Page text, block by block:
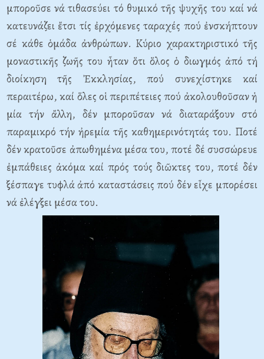
μποροῦσε νά τιθασεύει τό θυμικό τῆς ψυχῆς του καί νά
κατευνάζει ἔτσι τίς ἐρχόμενες ταραχές πού ἐνσκήπτουν
σέ κάθε ὁμάδα ἀνθρώπων. Κύριο χαρακτηριστικό τῆς
μοναστικῆς ζωῆς του ἦταν ὅτι ὅλος ὁ διωγμός ἀπό τή
διοίκηση τῆς Ἐκκλησίας, πού συνεχίστηκε καί
περαιτέρω, καί ὅλες οἱ περιπέτειες πού ἀκολουθοῦσαν ἡ
μία τήν ἄλλη, δέν μποροῦσαν νά διαταράξουν στό
παραμικρό τήν ἠρεμία τῆς καθημερινότητάς του. Ποτέ
δέν κρατοῦσε ἀπωθημένα μέσα του, ποτέ δέ συσσώρευε
ἐμπάθειες ἀκόμα καί πρός τούς διῶκτες του, ποτέ δέν
ξέσπαγε τυφλά ἀπό καταστάσεις πού δέν εἶχε μπορέσει
νά ἐλέγξει μέσα του.